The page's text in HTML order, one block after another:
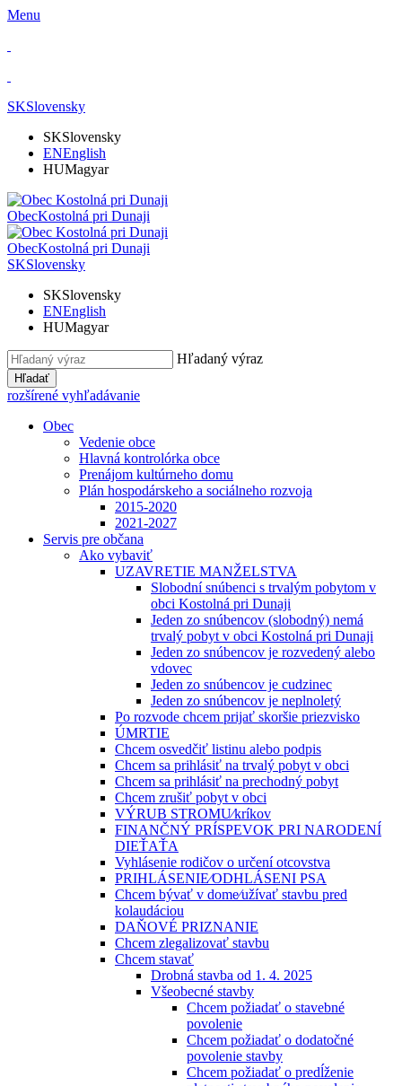
Menu
SKSlovensky
SKSlovensky
ENEnglish
HUMagyar
ObecKostolná pri Dunaji
ObecKostolná pri Dunaji
SKSlovensky
SKSlovensky
ENEnglish
HUMagyar
Hľadaný výraz
Hľadať
rozšírené vyhľadávanie
Obec
Vedenie obce
Hlavná kontrolórka obce
Prenájom kultúrneho domu
Plán hospodárskeho a sociálneho rozvoja
2015-2020
2021-2027
Servis pre občana
Ako vybaviť
UZAVRETIE MANŽELSTVA
Slobodní snúbenci s trvalým pobytom v
obci Kostolná pri Dunaji
Jeden zo snúbencov (slobodný) nemá
trvalý pobyt v obci Kostolná pri Dunaji
Jeden zo snúbencov je rozvedený alebo
vdovec
Jeden zo snúbencov je cudzinec
Jeden zo snúbencov je neplnoletý
Po rozvode chcem prijať skoršie priezvisko
ÚMRTIE
Chcem osvedčiť listinu alebo podpis
Chcem sa prihlásiť na trvalý pobyt v obci
Chcem sa prihlásiť na prechodný pobyt
Chcem zrušiť pobyt v obci
VÝRUB STROMU⁄kríkov
FINANČNÝ PRÍSPEVOK PRI NARODENÍ
DIEŤAŤA
Vyhlásenie rodičov o určení otcovstva
PRIHLÁSENIE⁄ODHLÁSENI PSA
Chcem bývať v dome⁄užívať stavbu pred
kolaudáciou
DAŇOVÉ PRIZNANIE
Chcem zlegalizovať stavbu
Chcem stavať
Drobná stavba od 1. 4. 2025
Všeobecné stavby
Chcem požiadať o stavebné
povolenie
Chcem požiadať o dodatočné
povolenie stavby
Chcem požiadať o predĺženie